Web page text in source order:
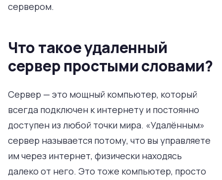
сервером.
Что такое удаленный
сервер простыми словами?
Сервер — это мощный компьютер, который
всегда подключен к интернету и постоянно
доступен из любой точки мира. «Удалённым»
сервер называется потому, что вы управляете
им через интернет, физически находясь
далеко от него. Это тоже компьютер, просто